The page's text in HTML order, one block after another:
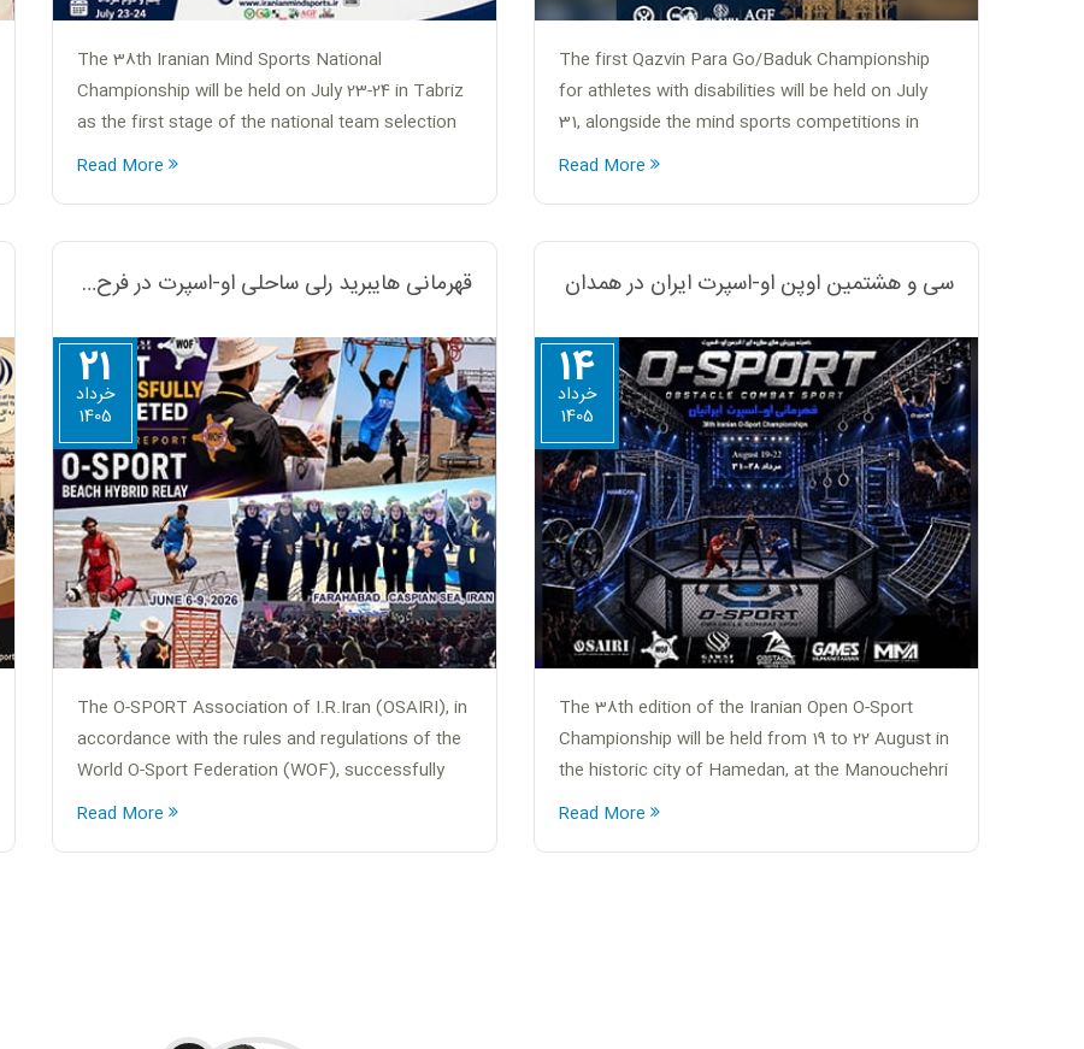
The 38th Iranian Mind Sports National
Championship will be held on July 23-24 in Tabriz
as the first stage of the national team selection
process for the 2026 World and Asian
Read More
The first Qazvin Para Go/Baduk Championship
for athletes with disabilities will be held on July
31, alongside the mind sports competitions in
Draughts and Morabaraba/Douz in Qazvin.
Read More
قهرمانی هایبرید رلی ساحلی او-اسپرت در فرح آباد
21
خرداد
1405
The O-SPORT Association of I.R.Iran (OSAIRI), in
accordance with the rules and regulations of the
World O-Sport Federation (WOF), successfully
organized the O-SPORT Beach Hybrid Relay
Read More
سی و هشتمین اوپن او-اسپرت ایران در همدان
14
خرداد
1405
The 38th edition of the Iranian Open O-Sport
Championship will be held from 19 to 22 August in
the historic city of Hamedan, at the Manouchehri
Sports Tourism Center.
Read More